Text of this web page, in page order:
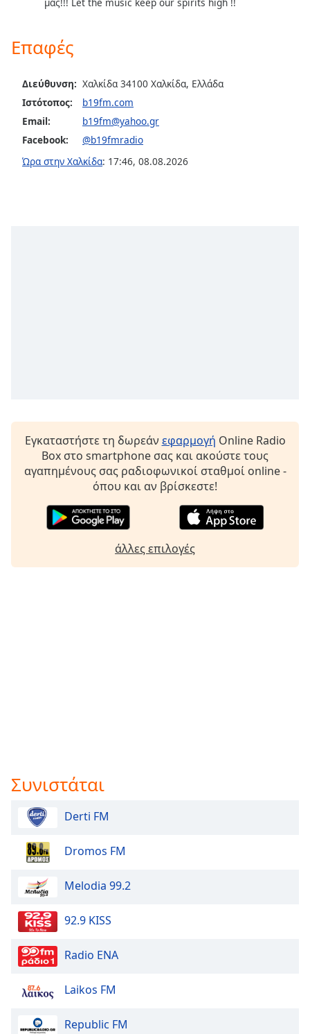
Family
Reset
Modal
Επαφές
Διεύθυνση: Χαλκίδα 34100 Χαλκίδα, Ελλάδα
Ιστότοπος:
b19fm.com
Email:
b19fm@yahoo.gr
Facebook:
@b19fmradio
Ώρα στην Χαλκίδα: 17:46, 08.08.2026
Εγκαταστήστε τη δωρεάν εφαρμογή Online Radio
Box στο smartphone σας και ακούστε τους
αγαπημένους σας ραδιοφωνικοί σταθμοί online -
όπου και αν βρίσκεστε!
άλλες επιλογές
Συνιστάται
Derti FM
Dromos FM
Melodia 99.2
92.9 KISS
Radio ENA
Laikos FM
Republic FM